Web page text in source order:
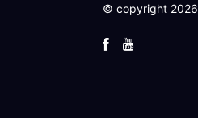
© copyright 2026